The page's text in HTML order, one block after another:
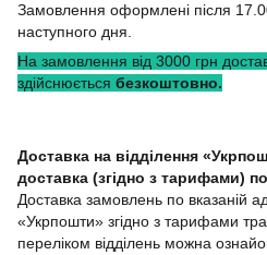
Замовлення оформлені після
наступного дня.
На замовлення від 3000 грн
здійснюється безкоштовно.
Доставка на відділення
доставка (згідно з тарифами) по
Доставка замовлень по вказаній
«Укрпошти» згідно з тарифами
переліком відділень можна